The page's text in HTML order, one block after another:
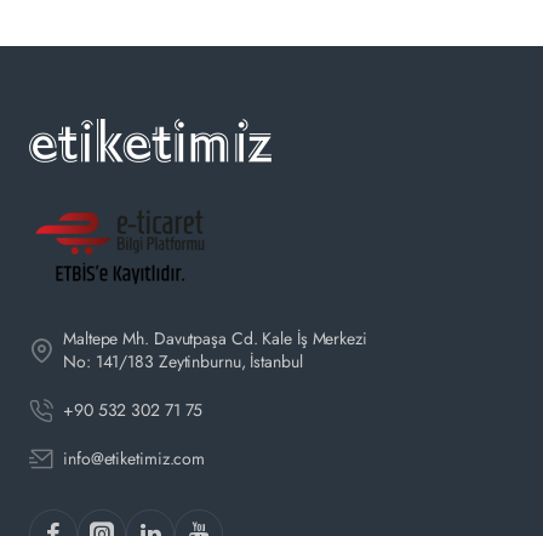
Maltepe Mh. Davutpaşa Cd. Kale İş Merkezi
No: 141/183 Zeytinburnu, İstanbul
+90 532 302 71 75
info@etiketimiz.com